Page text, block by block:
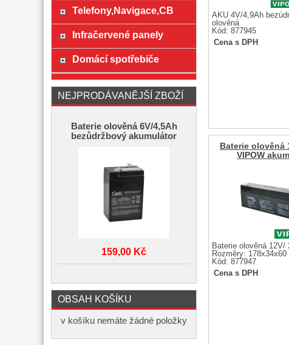
AKU 4V/4,9Ah
olověná
Kód: 877945
Cena s DPH
Baterie olověná
VIPOW
Baterie olověná 12V/
Rozměry: 178x34x60
Kód: 877947
Cena s DPH
Telefony,Navigace,CB
Infračervené panely
Domácí spotřebiče
NEJPRODÁVANĚJŠÍ ZBOŽÍ
Baterie olověná 6V/4,5Ah
bezůdržbový akumulátor
159,00 Kč
OBSAH KOŠÍKU
v košíku nemáte žádné položky